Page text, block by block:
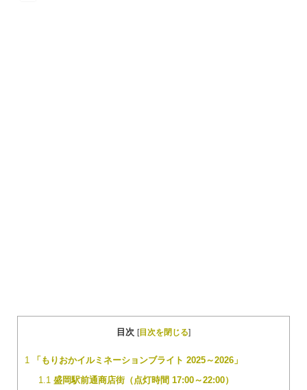
目次 [目次を閉じる]
1「もりおかイルミネーションブライト 2025～2026」
1.1盛岡駅前通商店街（点灯時間 17:00～22:00）